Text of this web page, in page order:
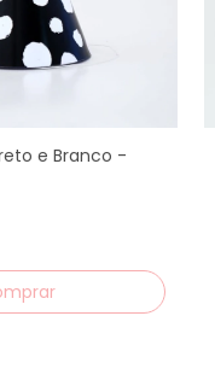
e Branco -